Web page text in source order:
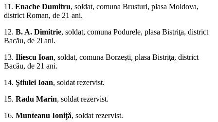
11. Enache Du­mitru, soldat, comuna Brusturi, plasa Moldova,
district Roman, de 21 ani.
12. B. A. Dimitrie, soldat, comuna Podurele, plasa Bistriţa, district
Bacău, de 2l ani.
13. Iliescu Ioan, soldat, comuna Borzeşti, plasa Bistriţa, district
Bacău, de 21 ani.
14. Ştiulei Ioan, soldat rezervist.
15. Radu Marin, soldat rezervist.
16. Munteanu Ioniţă, soldat rezervist.